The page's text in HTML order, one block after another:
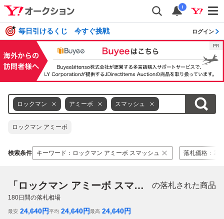
i
毎日引けるくじ 今すぐ挑戦 ログイン
ロックマン アミーボ スマッシュ
ロックマン アミーボ
検索条件 キーワード ： ロックマン アミーボ スマッシュ 落札価格 ：
「ロックマン アミーボ スマッシュ」 の落札された商品
180日間の落札相場
最安 24,640円平均 24,640円最高 24,640円